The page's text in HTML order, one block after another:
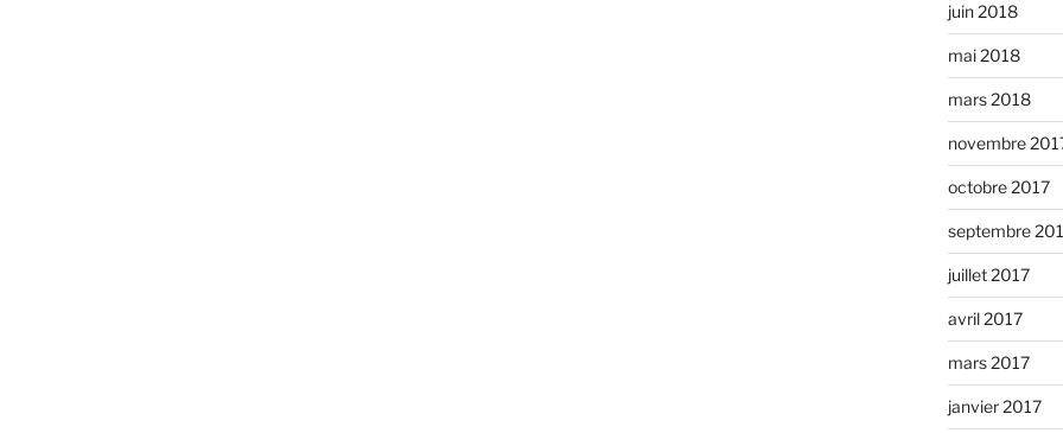
juin 2018
mai 2018
mars 2018
novembre
octobre 2017
septembre
juillet 2017
avril 2017
mars 2017
janvier 2017